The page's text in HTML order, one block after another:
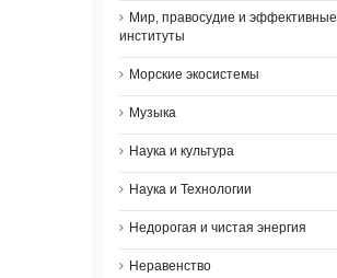
Мир, правосудие и эффективные
институты
Морские экосистемы
Музыка
Наука и культура
Наука и Технологии
Недорогая и чистая энергия
Неравенство